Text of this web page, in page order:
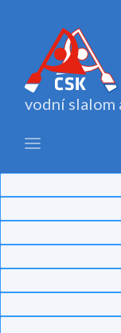
vodní slalom